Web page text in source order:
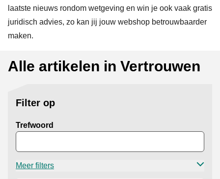
laatste nieuws rondom wetgeving en win je ook vaak gratis
juridisch advies, zo kan jij jouw webshop betrouwbaarder
maken.
Alle artikelen in Vertrouwen
Filter op
Trefwoord
Meer filters